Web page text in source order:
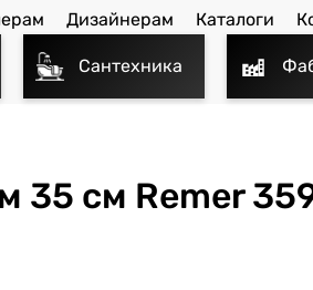
Дизайнерам Каталоги
Сантехника
см Remer